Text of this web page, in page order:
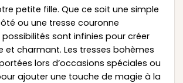
petite fille. Que ce soit une simple
ou une tresse couronne
sont infinies pour créer
et charmant. Les tresses bohèmes
lors d’occasions spéciales ou
ajouter une touche de magie à la